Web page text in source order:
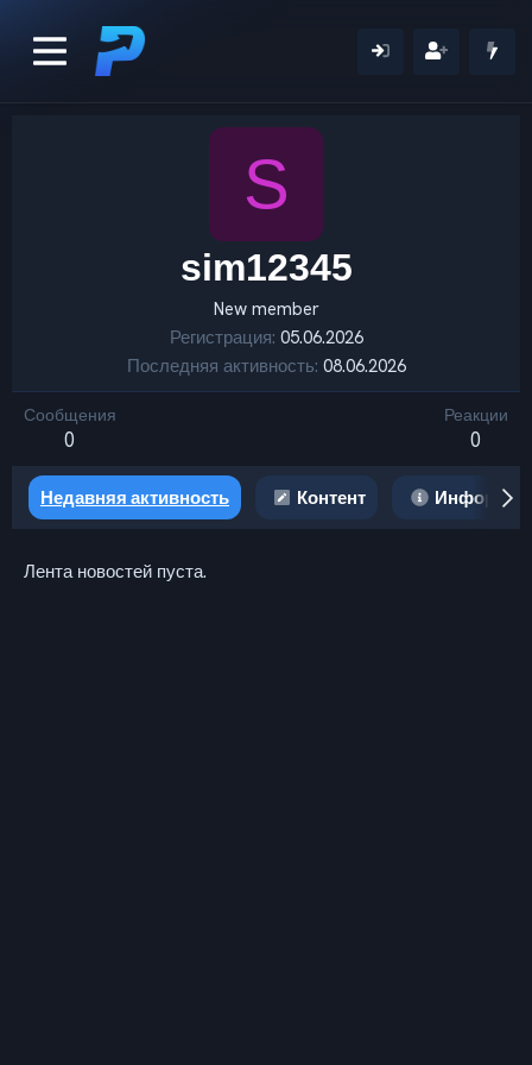
S
sim12345
New member
Регистрация 05.06.2026
Последняя активность 08.06.2026
Сообщения
0
Реакции
0
Недавняя активность Контент
Лента новостей пуста.